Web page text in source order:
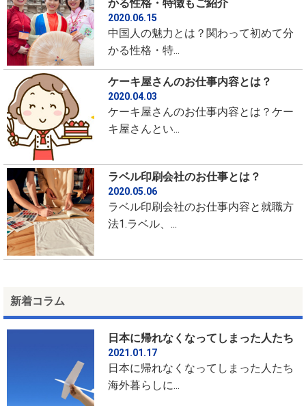
かる性格・特徴もご紹介
2020.06.15
中国人の魅力とは？関わって初めて分
かる性格・特...
ケーキ屋さんのお仕事内容とは？
2020.04.03
ケーキ屋さんのお仕事内容とは？ケー
キ屋さんとい...
ラベル印刷会社のお仕事とは？
2020.05.06
ラベル印刷会社のお仕事内容と就職方
法1.ラベル、...
新着コラム
日本に帰れなくなってしまった人たち
2021.01.17
日本に帰れなくなってしまった人たち
海外暮らしに...